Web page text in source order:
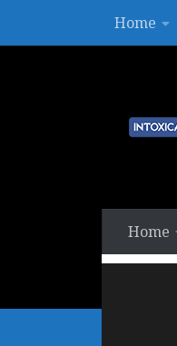
Skip to contentHome
Home